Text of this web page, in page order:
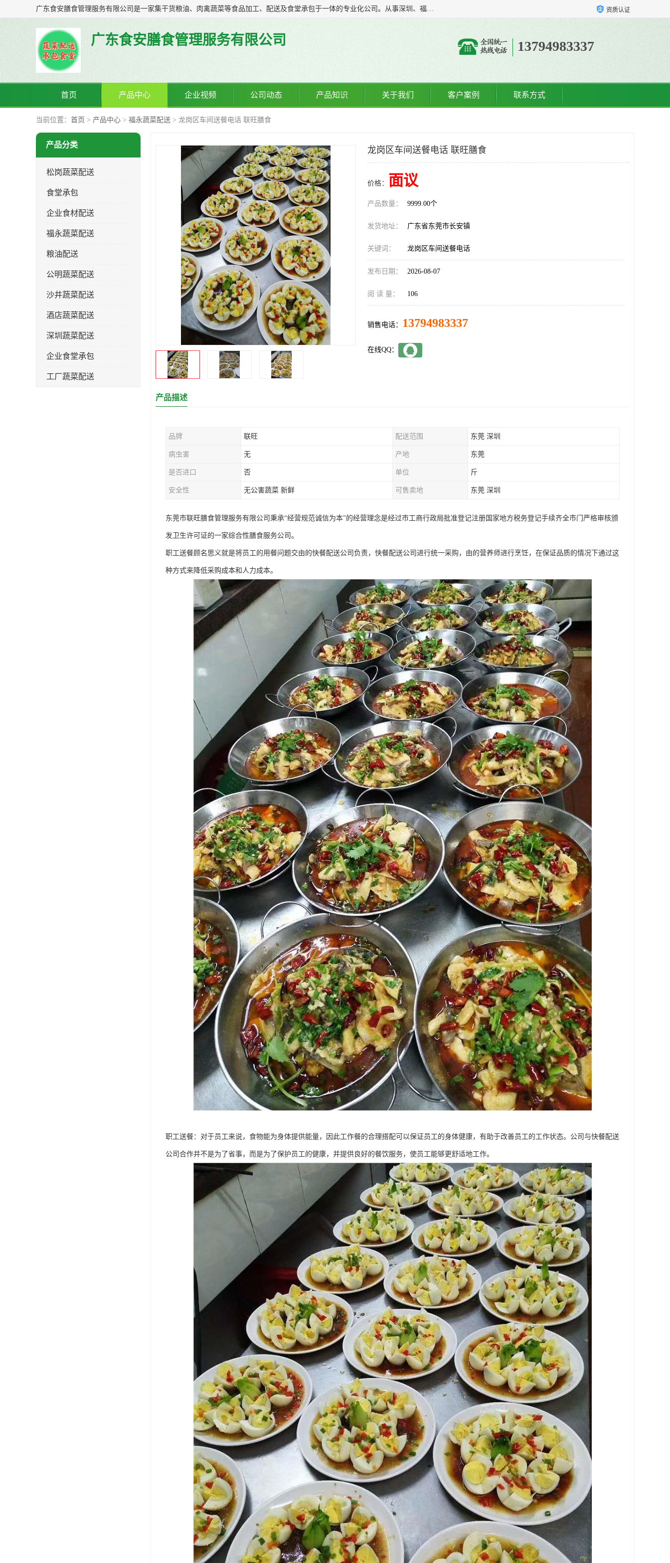
广东食安膳食管理服务有限公司是一家集干货粮油、肉禽蔬菜等食品加工、配送及食堂承包于一体的专业化公司。从事深圳、福永、公明、沙井、松岗等地区的蔬菜配送服务。 专业的服务队伍，以及完善的服务机制，经过多年的努力拼搏，赢得了广大客户的信赖和支持。 资质认证
广东食安膳食管理服务有限公司 13794983337
首页 产品中心 企业视频 公司动态 产品知识 关于我们 客户案例 联系方式
当前位置： 首页 > 产品中心 > 福永蔬菜配送 > 龙岗区车间送餐电话 联旺膳食
产品分类
松岗蔬菜配送
食堂承包
企业食材配送
福永蔬菜配送
粮油配送
公明蔬菜配送
沙井蔬菜配送
酒店蔬菜配送
深圳蔬菜配送
企业食堂承包
工厂蔬菜配送
龙岗区车间送餐电话 联旺膳食
价格： 面议
产品数量： 9999.00个
发货地址： 广东省东莞市长安镇
关键词： 龙岗区车间送餐电话
发布日期： 2026-08-07
阅 读 量： 106
销售电话： 13794983337
在线QQ：
产品描述
品牌 联旺 配送范围 东莞 深圳
病虫害 无 产地 东莞
是否进口 否 单位 斤
安全性 无公害蔬菜 新鲜 可售卖地 东莞 深圳
东莞市联旺膳食管理服务有限公司秉承“经营规范诚信为本”的经营理念是经过市工商行政局批准登记注册国家地方税务登记手续齐全市门严格审核颁
发卫生许可证的一家综合性膳食服务公司。
职工送餐顾名思义就是将员工的用餐问题交由的快餐配送公司负责，快餐配送公司进行统一采购，由的营养师进行烹饪，在保证品质的情况下通过这
种方式来降低采购成本和人力成本。
职工送餐：对于员工来说，食物能为身体提供能量，因此工作餐的合理搭配可以保证员工的身体健康，有助于改善员工的工作状态。公司与快餐配送
公司合作并不是为了省事，而是为了保护员工的健康，并提供良好的餐饮服务，使员工能够更舒适地工作。